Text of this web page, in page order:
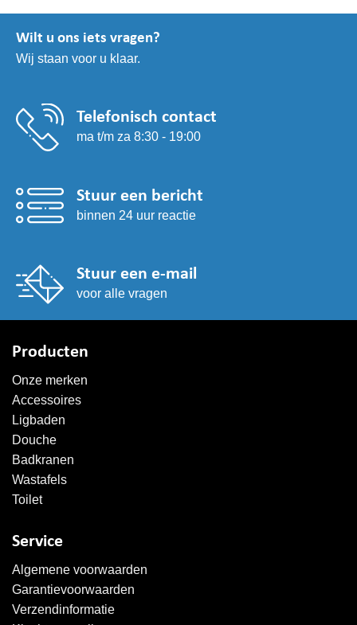
Wilt u ons iets vragen?
Wij staan voor u klaar.
Telefonisch contact
ma t/m za 8:30 - 19:00
Stuur een bericht
binnen 24 uur reactie
Stuur een e-mail
voor alle vragen
Producten
Onze merken
Accessoires
Ligbaden
Douche
Badkranen
Wastafels
Toilet
Service
Algemene voorwaarden
Garantievoorwaarden
Verzendinformatie